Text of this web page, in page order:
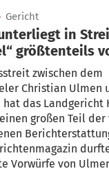
Gericht
in
größtenteils
zwischen dem
Christian Ulmen
hat das Landgericht
großen Teil der
Vorwürfe von